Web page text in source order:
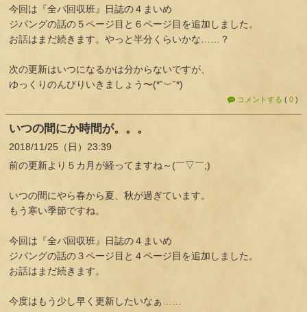
今回は『全パ回収班』日誌の４まいめ
ジパングの話の５ページ目と６ページ目を追加しました。
お話はまだ続きます。やっと半分くらいかな……？
次の更新はいつになるかは分からないですが、
ゆっくりのんびりいきましょう〜(*˘︶˘*)
コメントする ( 0 )
いつの間にか時間が。。。
2018 11 25 （日） 23:39
前の更新より５カ月が経ってますね～(￣▽￣;)
いつの間にやら春から夏、秋が過ぎています。
もう寒い季節ですね。
今回は『全パ回収班』日誌の４まいめ
ジパングの話の３ページ目と４ページ目を追加しました。
お話はまだ続きます。
今度はもう少し早く更新したいなぁ……